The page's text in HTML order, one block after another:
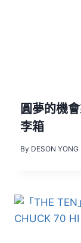
圓夢的機
李箱
By DESON YONG